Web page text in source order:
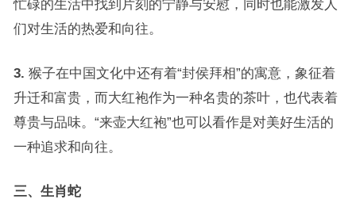
忙碌的生活中找到片刻的宁静与安慰，同时也能激发人
们对生活的热爱和向往。
3. 猴子在中国文化中还有着“封侯拜相”的寓意，象征着
升迁和富贵，而大红袍作为一种名贵的茶叶，也代表着
尊贵与品味。“来壶大红袍”也可以看作是对美好生活的
一种追求和向往。
三、生肖蛇